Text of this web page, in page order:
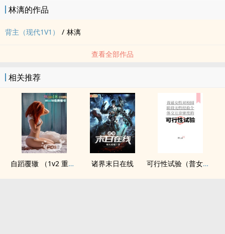
林漓的作品
背主（现代1V1） / 林漓
查看全部作品
相关推荐
自蹈覆辙 （1v2 重生） 诸界末日在线 可行性试验（普女万人迷，NPH）